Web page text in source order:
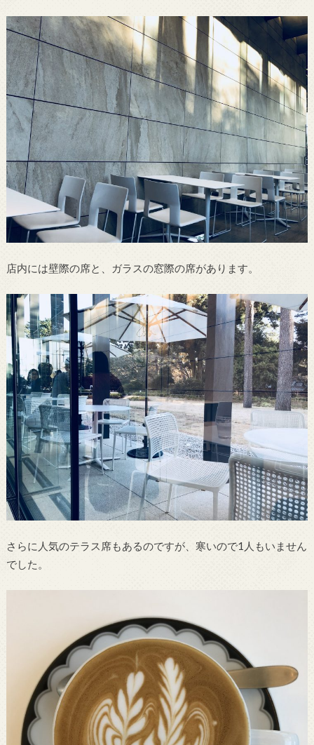
店内には壁際の席と、ガラスの窓際の席があります。
さらに人気のテラス席もあるのですが、寒いので1人もいません
でした。